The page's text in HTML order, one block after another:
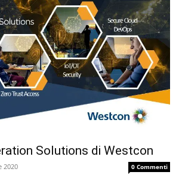
Solutions di Westcon
2020 0 Commenti